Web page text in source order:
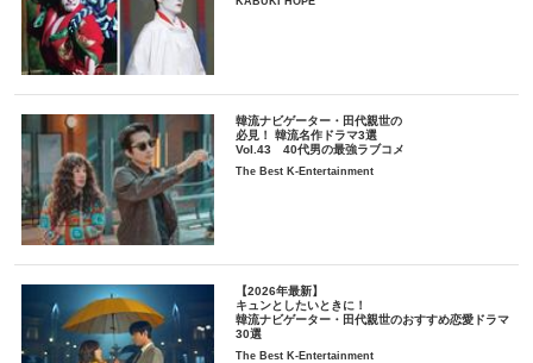
韓流ナビゲーター・田代親世の
必見！ 韓流名作ドラマ3選
Vol.43 40代男の最強ラブコメ
The Best K-Entertainment
【2026年最新】
キュンとしたいときに！
韓流ナビゲーター・田代親世のおすすめ恋愛ドラマ
30選
The Best K-Entertainment